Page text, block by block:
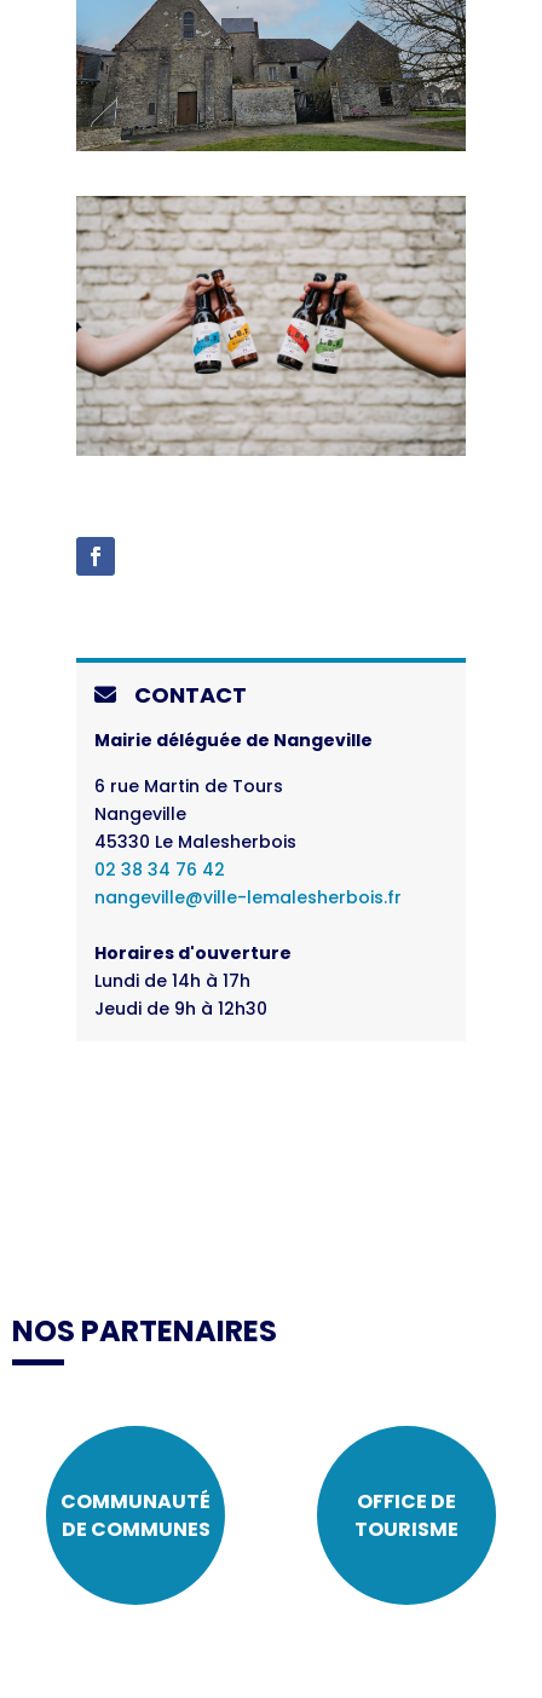
CONTACT
Mairie déléguée de Nangeville
6 rue Martin de Tours
Nangeville
45330 Le Malesherbois
02 38 34 76 42
nangeville@ville-lemalesherbois.fr
Horaires d'ouverture
Lundi de 14h à 17h
Jeudi de 9h à 12h30
NOS PARTENAIRES
COMMUNAUTÉ
DE COMMUNES
OFFICE DE
TOURISME